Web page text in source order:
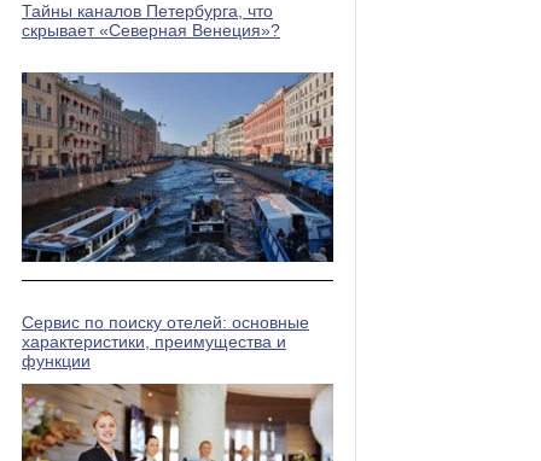
Тайны каналов Петербурга, что
скрывает «Северная Венеция»?
Сервис по поиску отелей: основные
характеристики, преимущества и
функции